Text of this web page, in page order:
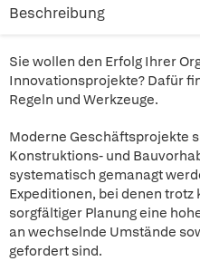
Beschreibung
Sie wollen den Erfolg Ihrer
Innovationsprojekte? Dafür
Regeln und Werkzeuge.
Moderne Geschäftsprojekte
Konstruktions- und
systematisch gemanagt
Expeditionen, bei denen
sorgfältiger Planung eine
an wechselnde Umstände
gefordert sind.